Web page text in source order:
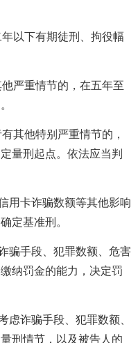
以下有期徒刑、拘役幅
严重情节的，在五年至
他特别严重情节的，
量刑起点。依法应当判
卡诈骗数额等其他影响
定基准刑。
手段、犯罪数额、危害
纳罚金的能力，决定罚
诈骗手段、犯罪数额、
刑情节，以及被告人的